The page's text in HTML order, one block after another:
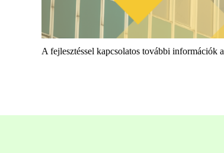
A fejlesztéssel kapcsolatos további információk a